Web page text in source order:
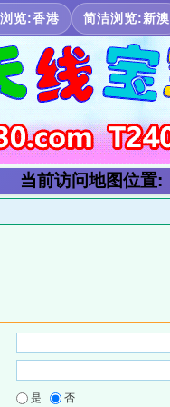
览:香港 简洁浏览:新澳
当前访问地图位置:
是 否